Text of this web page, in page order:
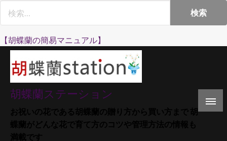
【胡蝶蘭の簡易マニュアル】
胡蝶蘭ステーション